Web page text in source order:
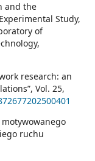
and the
Study,
of
research: an
Vol. 25,
ruchu